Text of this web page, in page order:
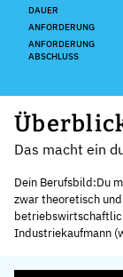
DAUER
ANFORDERUNG
ANFORDERUNG
ABSCHLUSS
Das macht ein
Dein Berufsbild:Du
zwar theoretisch
Industriekaufmann